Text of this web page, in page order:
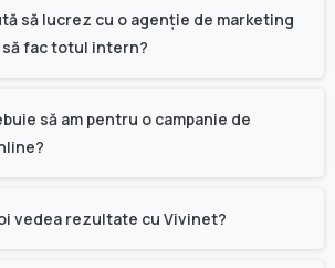
să lucrez cu o agenție de marketing
fac totul intern?
să am pentru o campanie de
vedea rezultate cu Vivinet?